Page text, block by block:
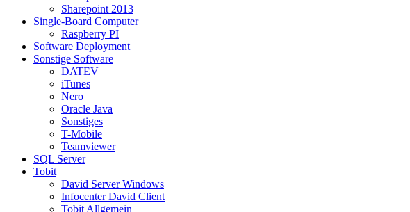
Sharepoint 2013
Single-Board Computer
Raspberry PI
Software Deployment
Sonstige Software
DATEV
iTunes
Nero
Oracle Java
Sonstiges
T-Mobile
Teamviewer
SQL Server
Tobit
David Server Windows
Infocenter David Client
Tobit Allgemein